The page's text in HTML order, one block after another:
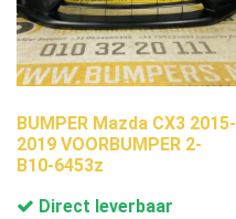
BUMPER Mazda CX3 2015-
2019 VOORBUMPER 2-
B10-6453z
Direct leverbaar